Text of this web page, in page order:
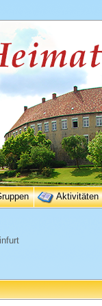
Aktivitäten